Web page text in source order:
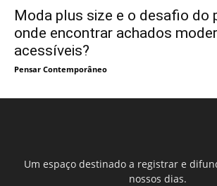
Moda plus size e o desafio do
onde encontrar achados
acessíveis?
Pensar Contemporâneo
Um espaço destinado a registrar e
nossos dias.